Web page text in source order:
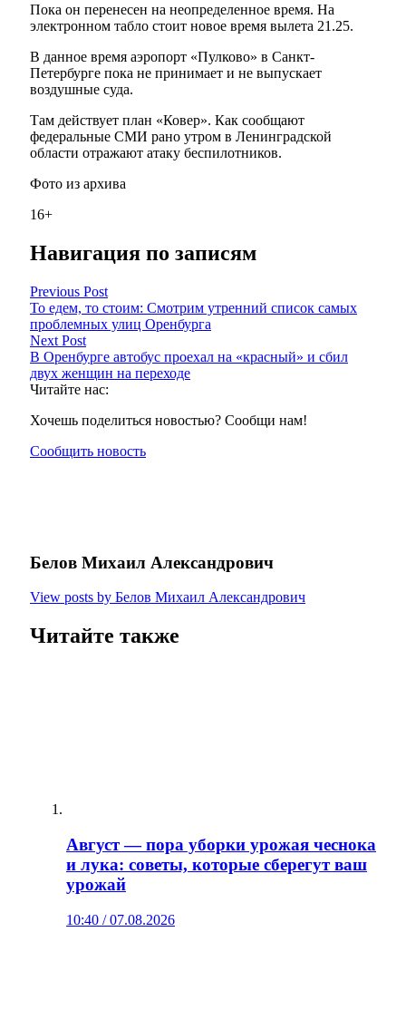
Пока он перенесен на неопределенное время. На
электронном табло стоит новое время вылета 21.25.
В данное время аэропорт «Пулково» в Санкт-
Петербурге пока не принимает и не выпускает
воздушные суда.
Там действует план «Ковер». Как сообщают
федеральные СМИ рано утром в Ленинградской
области отражают атаку беспилотников.
Фото из архива
16+
Навигация по записям
Previous Post
То едем, то стоим: Смотрим утренний список самых
проблемных улиц Оренбурга
Next Post
В Оренбурге автобус проехал на «красный» и сбил
двух женщин на переходе
Читайте нас:
Хочешь поделиться новостью? Сообщи нам!
Сообщить новость
Белов Михаил Александрович
View posts by Белов Михаил Александрович
Читайте также
Август — пора уборки урожая чеснока
и лука: советы, которые сберегут ваш
урожай
10:40 / 07.08.2026